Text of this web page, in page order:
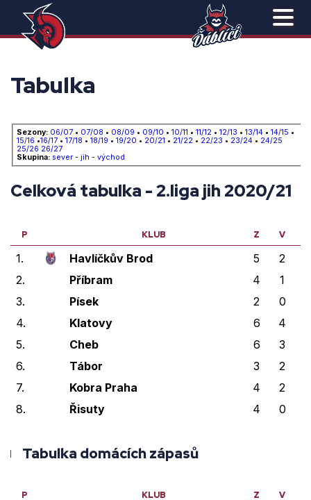
Tabulka
Sezony: 06/07 • 07/08 • 08/09 • 09/10 • 10/11 • 11/12 • 12/13 • 13/14 • 14/15 •
15/16 •16/17 • 17/18 • 18/19 • 19/20 • 20/21 • 21/22 • 22/23 • 23/24 • 24/25
25/26 26/27
Skupina: sever - jih - východ
Celková tabulka - 2.liga jih 2020/21
P KLUB Z V
1. Havlíčkův Brod 5 2
2.
Příbram 4 1
3.
Písek 2 0
4.
Klatovy 6 4
5.
Cheb 6 3
6.
Tábor 3 2
7.
Kobra Praha 4 2
8.
Řisuty 4 0
Tabulka domácích zápasů
P KLUB Z V